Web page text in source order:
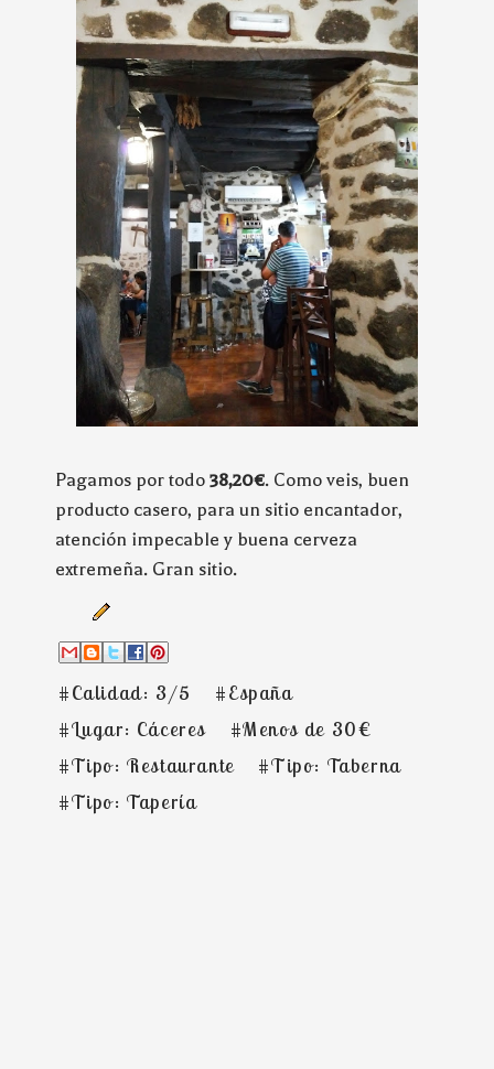
Pagamos por todo 38,20€. Como veis, buen
producto casero, para un sitio encantador,
atención impecable y buena cerveza
extremeña. Gran sitio.
#Calidad: 3/5
#España
#Lugar: Cáceres
#Menos de 30€
#Tipo: Restaurante
#Tipo: Taberna
#Tipo: Tapería